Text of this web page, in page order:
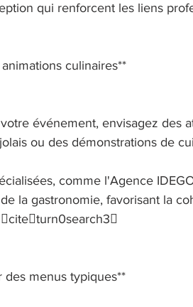
qui renforcent les liens
culinaires**
événement, envisagez des
ou des démonstrations de
comme l'Agence
la gastronomie, favorisant la
des menus typiques**